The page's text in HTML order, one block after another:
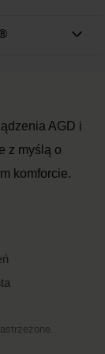
AGD i
z myślą o
komforcie.